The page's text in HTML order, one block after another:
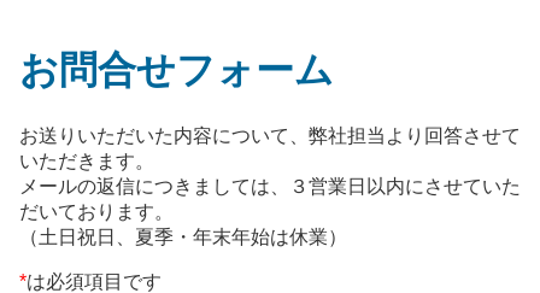
お問合せフォーム
お送りいただいた内容について、弊社担当より回答させて
いただきます。
メールの返信につきましては、３営業日以内にさせていた
だいております。
（土日祝日、夏季・年末年始は休業）
*は必須項目です